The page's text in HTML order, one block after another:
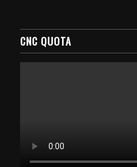
CNC QUOTA